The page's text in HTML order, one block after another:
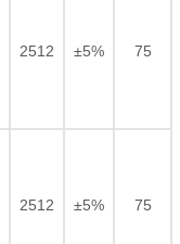
2512 ±5% 75
2512 ±5% 75